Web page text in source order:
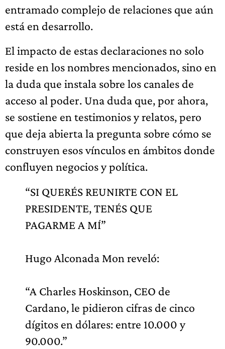
entramado complejo de relaciones que aún
está en desarrollo.
El impacto de estas declaraciones no solo
reside en los nombres mencionados, sino en
la duda que instala sobre los canales de
acceso al poder. Una duda que, por ahora,
se sostiene en testimonios y relatos, pero
que deja abierta la pregunta sobre cómo se
construyen esos vínculos en ámbitos donde
confluyen negocios y política.
“SI QUERÉS REUNIRTE CON EL
PRESIDENTE, TENÉS QUE
PAGARME A MÍ”
Hugo Alconada Mon reveló:
“A Charles Hoskinson, CEO de
Cardano, le pidieron cifras de cinco
dígitos en dólares: entre 10.000 y
90.000.”